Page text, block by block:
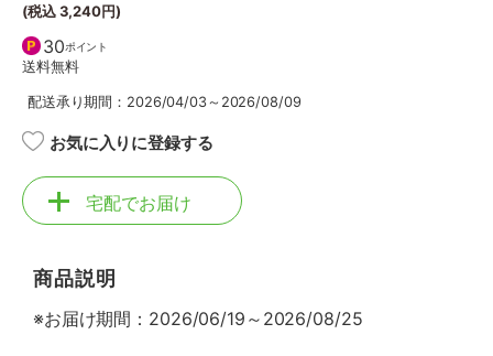
(税込3,240円)
30ポイント
送料無料
配送承り期間：2026/04/03～2026/08/09
お気に入りに登録する
宅配でお届け
商品説明
※お届け期間：2026/06/19～2026/08/25